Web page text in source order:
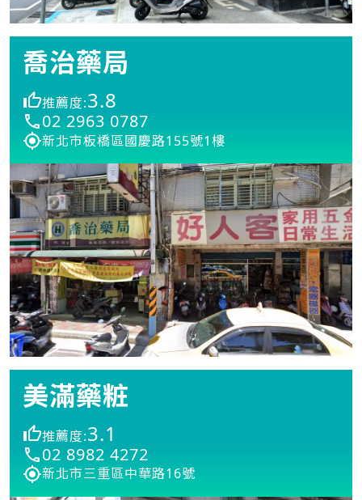
喬治藥局
推薦度:3.8
02 2963 0787
新北市板橋區國慶路155號1樓
美滿藥粧
推薦度:3.1
02 8982 4272
新北市三重區中華路16號